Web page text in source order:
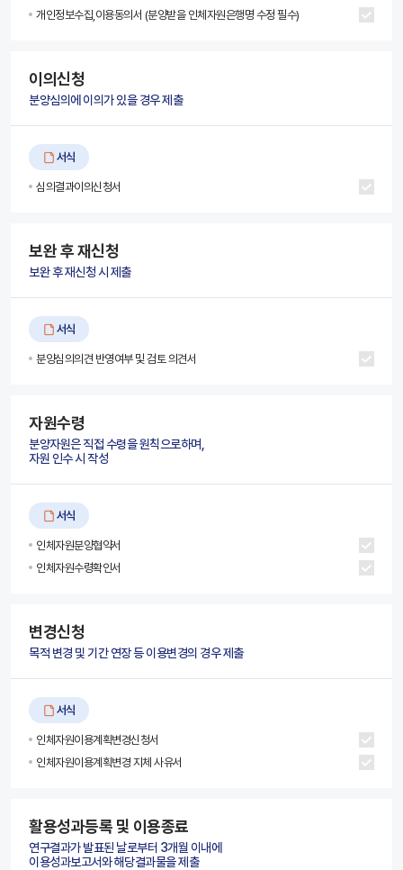
개인정보수집,이용동의서 (분양받을 인체자원은행명 수정 필수)
이의신청
분양심의에 이의가 있을 경우 제출
서식
심의결과이의신청서
보완 후 재신청
보완 후 재신청 시 제출
서식
분양심의의견 반영여부 및 검토 의견서
자원수령
분양자원은 직접 수령을 원칙으로하며,
자원 인수 시 작성
서식
인체자원분양협약서
인체자원수령확인서
변경신청
목적 변경 및 기간 연장 등 이용변경의 경우 제출
서식
인체자원이용계획변경신청서
인체자원이용계획변경 지체 사유서
활용성과등록 및 이용종료
연구결과가 발표된 날로부터 3개월 이내에
이용성과보고서와 해당결과물을 제출